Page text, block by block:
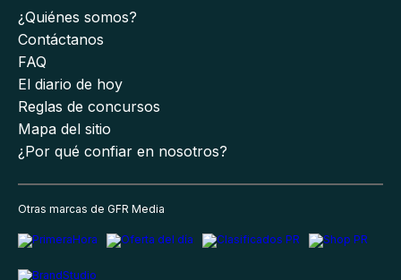
¿Quiénes somos?
Contáctanos
FAQ
El diario de hoy
Reglas de concursos
Mapa del sitio
¿Por qué confiar en nosotros?
Otras marcas de GFR Media